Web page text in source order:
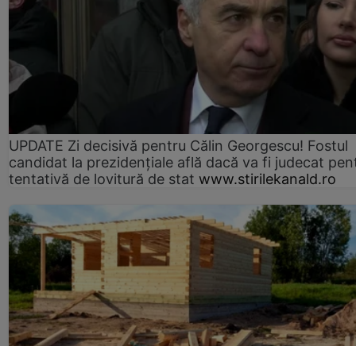
UPDATE Zi decisivă pentru Călin Georgescu! Fostul
candidat la prezidențiale află dacă va fi judecat
tentativă de lovitură de stat www.stirilekanald.ro